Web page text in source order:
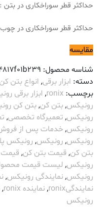
حداکثر قطر سوراخکاری در بتن : 30 میلیمتر
حداکثر قطر سوراخکاری در چوب : 40
مقایسه
شناسه محصول:
دسته: ابزار برقی, انواع بتن کن
برچسب: ronix
, ابزار برقی
رونیکس,بتن کن,بتن کن
رونیکس, تعمیرگاه تخصصی,
رونیکس,خدمات پس از
رونیکس, رونیکس, رونیکس
بتن کن, قیمت بتن کن,
رونیکس, لیست قیمت
رونیکس,نمایندگی رونیکس,
نمایندگیronix
,نماینده ronix ,
رونیکس